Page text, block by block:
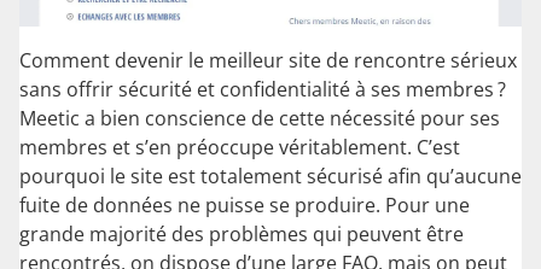
Comment devenir le meilleur site de rencontre sérieux
sans offrir sécurité et confidentialité à ses membres ?
Meetic a bien conscience de cette nécessité pour ses
membres et s’en préoccupe véritablement. C’est
pourquoi le site est totalement sécurisé afin qu’aucune
fuite de données ne puisse se produire. Pour une
grande majorité des problèmes qui peuvent être
rencontrés, on dispose d’une large FAQ, mais on peut